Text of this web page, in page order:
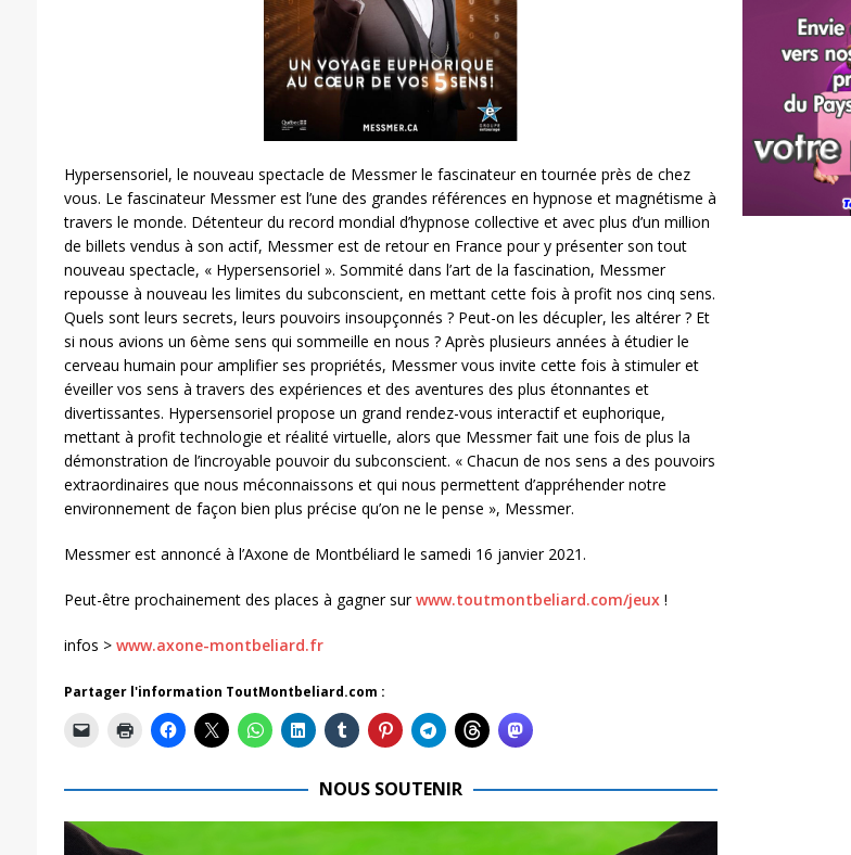
Hypersensoriel, le nouveau spectacle de Messmer le fascinateur en tournée près de chez
vous. Le fascinateur Messmer est l’une des grandes références en hypnose et magnétisme à
travers le monde. Détenteur du record mondial d’hypnose collective et avec plus d’un million
de billets vendus à son actif, Messmer est de retour en France pour y présenter son tout
nouveau spectacle, « Hypersensoriel ». Sommité dans l’art de la fascination, Messmer
repousse à nouveau les limites du subconscient, en mettant cette fois à profit nos cinq sens.
Quels sont leurs secrets, leurs pouvoirs insoupçonnés ? Peut-on les décupler, les altérer ? Et
si nous avions un 6ème sens qui sommeille en nous ? Après plusieurs années à étudier le
cerveau humain pour amplifier ses propriétés, Messmer vous invite cette fois à stimuler et
éveiller vos sens à travers des expériences et des aventures des plus étonnantes et
divertissantes. Hypersensoriel propose un grand rendez-vous interactif et euphorique,
mettant à profit technologie et réalité virtuelle, alors que Messmer fait une fois de plus la
démonstration de l’incroyable pouvoir du subconscient. « Chacun de nos sens a des pouvoirs
extraordinaires que nous méconnaissons et qui nous permettent d’appréhender notre
environnement de façon bien plus précise qu’on ne le pense », Messmer.
Messmer est annoncé à l’Axone de Montbéliard le samedi 16 janvier 2021.
Peut-être prochainement des places à gagner surwww.toutmontbeliard.com/jeux!
infos > www.axone-montbeliard.fr
Partager l'information ToutMontbeliard.com :
NOUS SOUTENIR